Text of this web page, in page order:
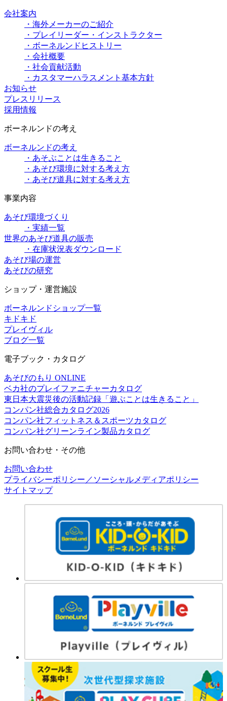
会社案内
・海外メーカーのご紹介
・プレイリーダー・インストラクター
・ボーネルンドヒストリー
・会社概要
・社会貢献活動
・カスタマーハラスメント基本方針
お知らせ
プレスリリース
採用情報
ボーネルンドの考え
ボーネルンドの考え
・あそぶことは生きること
・あそび環境に対する考え方
・あそび道具に対する考え方
事業内容
あそび環境づくり
・実績一覧
世界のあそび道具の販売
・在庫状況表ダウンロード
あそび場の運営
あそびの研究
ショップ・運営施設
ボーネルンドショップ一覧
キドキド
プレイヴィル
ブログ一覧
電子ブック・カタログ
あそびのもり ONLINE
ベカ社のプレイファニチャーカタログ
東日本大震災後の活動記録「遊ぶことは生きること」
コンパン社総合カタログ2026
コンパン社フィットネス＆スポーツカタログ
コンパン社グリーンライン製品カタログ
お問い合わせ・その他
お問い合わせ
プライバシーポリシー／ソーシャルメディアポリシー
サイトマップ